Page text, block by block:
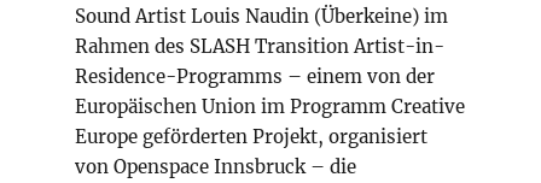
Sound Artist Louis Naudin (Überkeine) im
Rahmen des SLASH Transition Artist-in-
Residence-Programms – einem von der
Europäischen Union im Programm Creative
Europe geförderten Projekt, organisiert
von Openspace Innsbruck – die